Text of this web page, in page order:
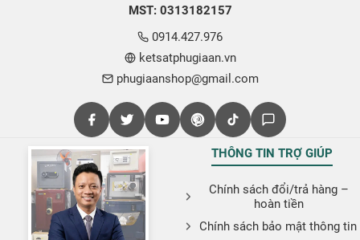
MST: 0313182157
0914.427.976
ketsatphugiaan.vn
phugiaanshop@gmail.com
THÔNG TIN TRỢ GIÚP
Chính sách đổi/trả hàng –
hoàn tiền
Chính sách bảo mật thông tin